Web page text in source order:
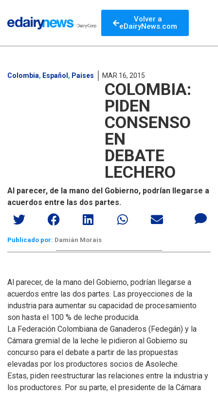
Volver a
eDairyNews.com
Colombia, Español , Paises MAR 16, 2015
COLOMBIA:
PIDEN
CONSENSO
EN
DEBATE
LECHERO
Al parecer, de la mano del Gobierno, podrían llegarse a
acuerdos entre las dos partes.
Publicado por: Damián Morais
Al parecer, de la mano del Gobierno, podrían llegarse a
acuerdos entre las dos partes. Las proyecciones de la
industria para aumentar su capacidad de procesamiento
son hasta el 100 % de leche producida.
La Federación Colombiana de Ganaderos (Fedegán) y la
Cámara gremial de la leche le pidieron al Gobierno su
concurso para el debate a partir de las propuestas
elevadas por los productores socios de Asoleche.
Estas, piden reestructurar las relaciones entre la industria y
los productores. Por su parte, el presidente de la Cámara